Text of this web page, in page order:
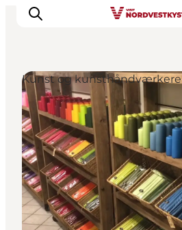
Feriesteder
Inspiration
Handicapvenlig ferie
Events
Overnatning
Planlæg din ferie
Kunst og kunsthåndværkere